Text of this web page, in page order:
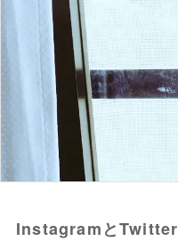
InstagramとTwitter